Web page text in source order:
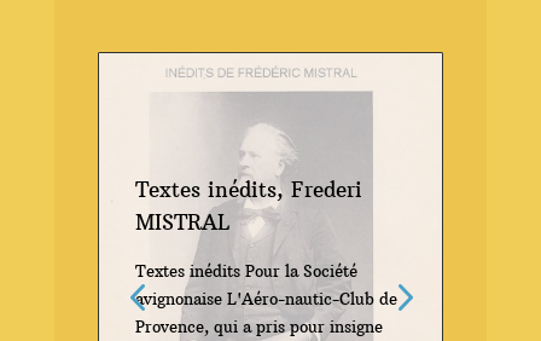
Textes inédits, Frederi
MISTRAL
Textes inédits Pour la Société
avignonaise L'Aéro-nautic-Club de
Provence, qui a pris pour insigne